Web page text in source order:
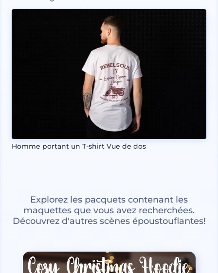
Homme portant un T-shirt Vue de dos
Explorez les pacquets contenant les
maquettes que vous avez recherchées.
Découvrez d'autres scènes époustouflantes!